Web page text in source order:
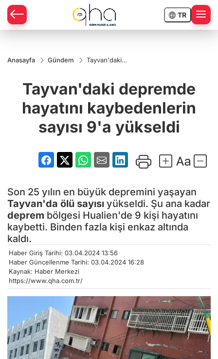
TR
Anasayfa Gündem
Tayvan'daki
kaybedenlerin
sayısı 9'a
Tayvan'daki depremde
hayatını kaybedenlerin
sayısı 9'a yükseldi
Son 25 yılın en büyük depremini yaşayan
Tayvan'da ölü sayısı yükseldi. Şu ana kadar
deprem bölgesi Hualien'de 9 kişi hayatını
kaybetti. Binden fazla kişi enkaz altında
kaldı.
Haber Giriş Tarihi: 03.04.2024 13:56
Haber Güncellenme Tarihi: 03.04.2024 16:28
Kaynak: Haber Merkezi
https://www.qha.com.tr/